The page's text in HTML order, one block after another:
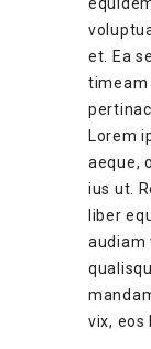
et. Ea
timeam
Lorem
aeque,
ius ut.
liber
audiam
vix, eos